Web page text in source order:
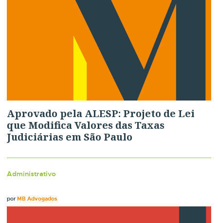
Aprovado pela ALESP: Projeto de Lei
que Modifica Valores das Taxas
Judiciárias em São Paulo
Administrativo
porMB Advogados